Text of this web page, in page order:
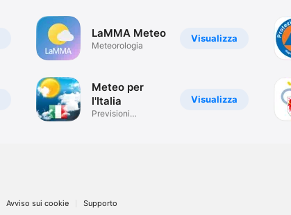
Visualizza
LaMMA Meteo
Meteorologia
Visualizza
Meteo per
l'Italia
Previsioni
Avviso sui cookie Supporto